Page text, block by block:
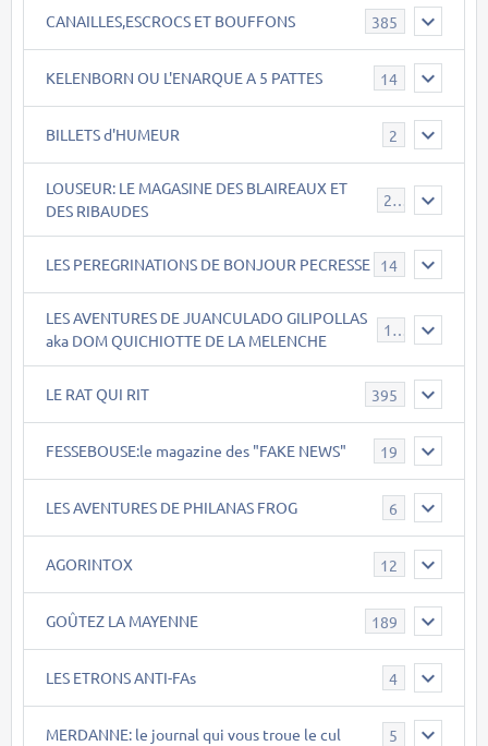
CANAILLES,ESCROCS ET BOUFFONS 385
KELENBORN OU L'ENARQUE A 5 PATTES 14
BILLETS d'HUMEUR 2
LOUSEUR: LE MAGASINE DES BLAIREAUX ET
DES RIBAUDES
21
LES PEREGRINATIONS DE BONJOUR PECRESSE 14
LES AVENTURES DE JUANCULADO GILIPOLLAS
aka DOM QUICHIOTTE DE LA MELENCHE
119
LE RAT QUI RIT 395
FESSEBOUSE:le magazine des "FAKE NEWS" 19
LES AVENTURES DE PHILANAS FROG 6
AGORINTOX 12
GOÛTEZ LA MAYENNE 189
LES ETRONS ANTI-FAs 4
MERDANNE: le journal qui vous troue le cul 5